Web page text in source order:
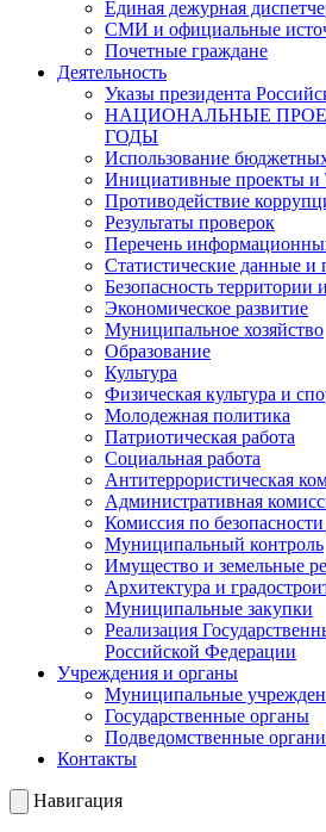
Единая дежурная
СМИ и официальные
Почетные граждане
Деятельность
Указы президента
НАЦИОНАЛЬНЫЕ
ГОДЫ
Использование
Инициативные проекты
Противодействие
Результаты проверок
Перечень
Статистические данные и
Безопасность территории
Экономическое развитие
Муниципальное хозяйство
Образование
Культура
Физическая культура и
Молодежная политика
Патриотическая работа
Социальная работа
Антитеррористическая
Административная
Комиссия по
Муниципальный контроль
Имущество и земельные
Архитектура и
Муниципальные закупки
Реализация
Российской Федерации
Учреждения и органы
Муниципальные
Государственные органы
Подведомственные
Контакты
Навигация